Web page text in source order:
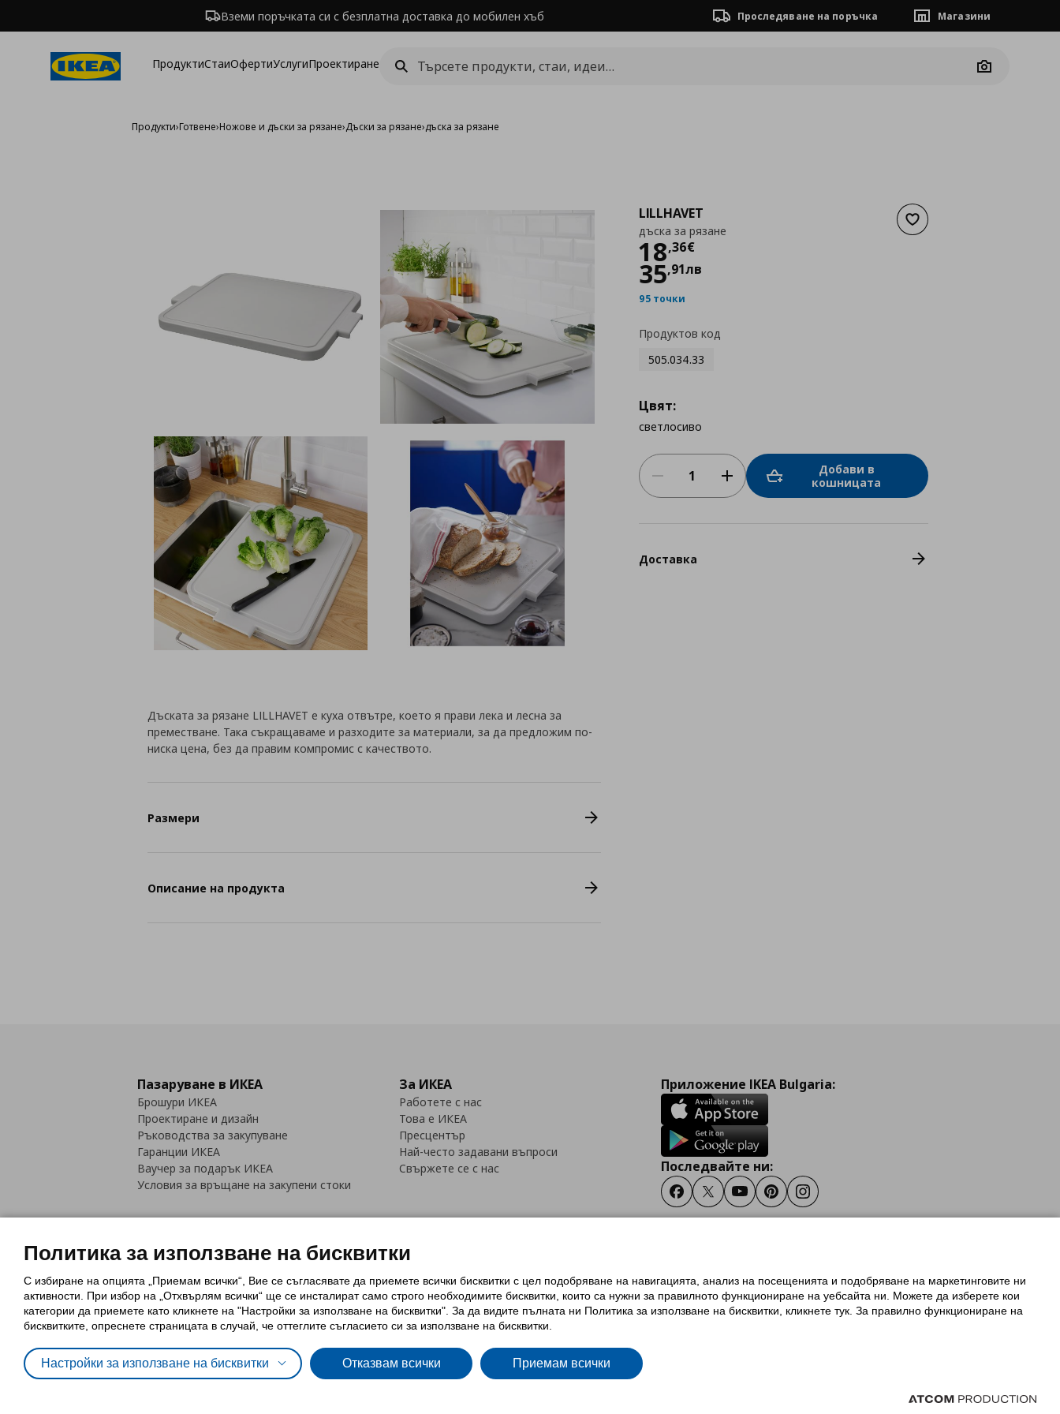
Вземи поръчката си с безплатна доставка до мобилен хъб Проследяване на поръчка Магазини
ПродуктиСтаиОфертиУслугиПроектиране
Camera
Продукти›Готвене›Ножове и дъски за рязане›Дъски за рязане›дъска за рязане
Добави към списъка с
LILLHAVET
дъска за рязане
18,36€
Цена
35,91лв
95 точки
Продуктов код
505.034.33
Цвят:
светлосиво
Добави в
кошницата
Доставка
Дъската за рязане LILLHAVET е куха отвътре, което я прави лека и лесна за
преместване. Така съкращаваме и разходите за материали, за да предложим по-
ниска цена, без да правим компромис с качеството.
Размери
Описание на продукта
Пазаруване в ИКЕА
Брошури ИКЕА
Проектиране и дизайн
Ръководства за закупуване
Гаранции ИКЕА
Ваучер за подарък ИКЕА
Условия за връщане на закупени стоки
За ИКЕА
Работете с нас
Това е ИКЕА
Пресцентър
Най-често задавани въпроси
Свържете се с нас
Приложение IKEA Bulgaria:
Последвайте ни:
FacebookTwitterYoutubePinterestInstagram
Политика за използване на бисквитки (Cookies)Избор на настройки за използване на бисквиткиУсловия за ползване на ikea.bg
Обща политика за личните данни
Политика за защита на личните данни на ikea.bg
Общи условия на програма IKEA Family
Политика за защита на лични данни на програма IKEA Family
Политика за използване на бисквитки
С избиране на опцията „Приемам всички“, Вие се съгласявате да приемете всички бисквитки с цел подобряване на навигацията, анализ на посещенията и подобряване на маркетинговите ни
активности. При избор на „Отхвърлям всички“ ще се инсталират само строго необходимитe бисквитки, които са нужни за правилното функциониране на уебсайта ни. Можете да изберете кои
категории да приемете като кликнете на "Настройки за използване на бисквитки". За да видите пълната ни Политика за използване на бисквитки, кликнете тук. За правилно функциониране на
бисквитките, опреснете страницата в случай, че оттеглите съгласието си за използване на бисквитки.
Настройки за използване на бисквитки Отказвам всички Приемам всички